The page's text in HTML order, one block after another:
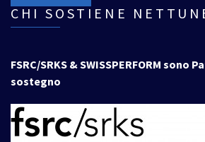
CHI SOSTIENE
FSRC/SRKS & SWISSPERFORM sono
sostegno